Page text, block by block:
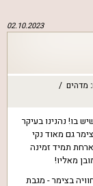
02.10.2023
: מדהים
בו! נהנינו בעיקר
גם מאוד נקי
תמיד זמינה
מאליו!
בצימר - מגבת